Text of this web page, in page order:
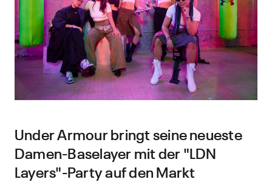
Under Armour bringt seine neueste
Damen-Baselayer mit der "LDN
Layers"-Party auf den Markt